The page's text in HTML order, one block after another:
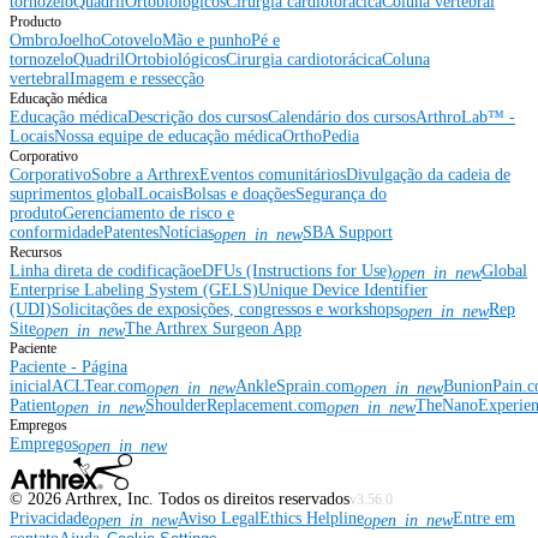
Producto
OmbroJoelhoCotoveloMão e punhoPé e
tornozeloQuadrilOrtobiológicosCirurgia cardiotorácicaColuna
vertebralImagem e ressecção
Educação médica
Educação médicaDescrição dos cursosCalendário dos cursosArthroLab™ -
LocaisNossa equipe de educação médicaOrthoPedia
Corporativo
CorporativoSobre a ArthrexEventos comunitáriosDivulgação da cadeia de
suprimentos globalLocaisBolsas e doaçõesSegurança do
produtoGerenciamento de risco e
conformidadePatentesNotíciasopen_in_newSBA Support
Recursos
Linha direta de codificaçãoeDFUs (Instructions for Use)open_in_newGlobal
Enterprise Labeling System (GELS)Unique Device Identifier
(UDI)Solicitações de exposições, congressos e workshopsopen_in_newRep
Siteopen_in_newThe Arthrex Surgeon App
Paciente
Paciente - Página
inicialACLTear.comopen_in_newAnkleSprain.comopen_in_new
Patientopen_in_newShoulderReplacement.comopen_in_new
Empregos
Empregosopen_in_new
© 2026 Arthrex, Inc. Todos os direitos reservadosv3.56.0
Privacidadeopen_in_newAviso LegalEthics Helplineopen_in_newEntre em